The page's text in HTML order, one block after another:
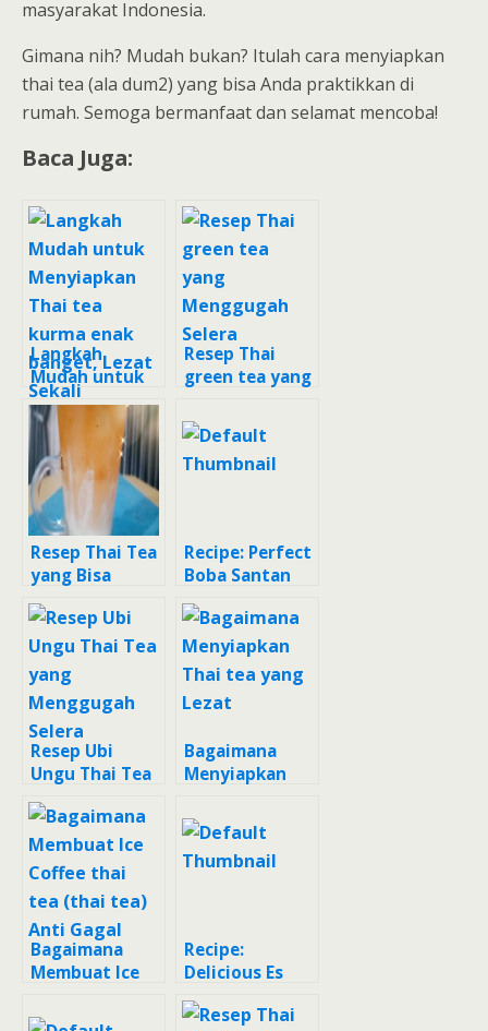
masyarakat Indonesia.
Gimana nih? Mudah bukan? Itulah cara menyiapkan
thai tea (ala dum2) yang bisa Anda praktikkan di
rumah. Semoga bermanfaat dan selamat mencoba!
Baca Juga:
Langkah
Mudah untuk
Menyiapkan
Thai tea kurma
enak banget,
Lezat Sekali
Resep Thai
green tea yang
Selera
Resep Thai Tea
yang Bisa
Manjain Lidah
Recipe: Perfect
Boba Santan
Thai Tea
Resep Ubi
Ungu Thai Tea
yang
Menggugah
Selera
Bagaimana
Menyiapkan
Lezat
Bagaimana
Membuat Ice
(thai tea) Anti
Recipe:
Delicious Es
Gabus Thai Tea